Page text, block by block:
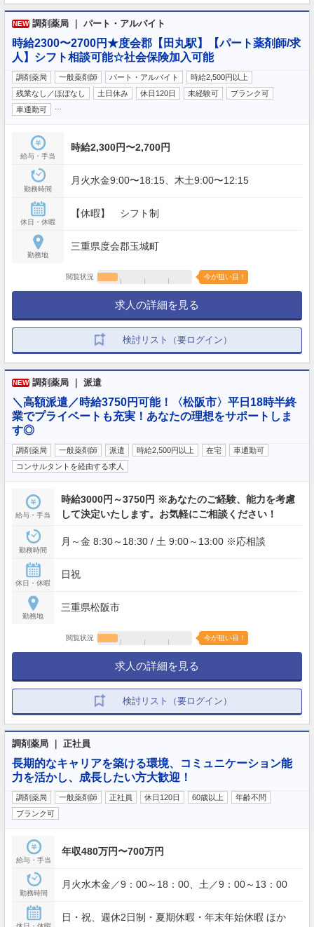
NEW 調剤薬局 ｜ パート・アルバイト
時給2300〜2700円★度会郡【田丸駅】【パート薬剤師/求
人】シフト相談可能☆社会保険加入可能
調剤薬局 一般薬剤師 パート・アルバイト
時給2,500円以上
残業なし／ほぼなし
土日休み 休日120日 未経験可
ブランク可
車通勤可
給与・手当
時給2,300円〜2,700円
勤務時間
月火水金9:00〜18:15、木土9:00〜12:15
休日・休暇
【休暇】 シフト制
勤務地
三重県度会郡玉城町
閲覧状況 今が狙い目！
求人の詳細を見る
検討リスト（要ログイン）
NEW 調剤薬局 ｜ 派遣
＼高額派遣／時給3750円可能！〈松阪市〉平日18時半終
業でプライベートも充実！あなたの理想をサポートしま
す◎
調剤薬局 一般薬剤師 派遣 時給2,500円以上 在宅
車通勤可
コンサルタントを経由する求人
給与・手当
時給3000円～3750円 ※あなたのご経験、能力を考慮
して決定いたします。お気軽にご相談ください！
勤務時間
月～金 8:30～18:30 / 土 9:00～13:00 ※応相談
休日・休暇
日祝
勤務地
三重県松阪市
閲覧状況 今が狙い目！
求人の詳細を見る
検討リスト（要ログイン）
調剤薬局 ｜ 正社員
長期的なキャリアを築ける環境、コミュニケーション能
力を活かし、成長したい方大歓迎！
調剤薬局 一般薬剤師 正社員 休日120日 60歳以上
年齢不問
ブランク可
給与・手当
年収480万円〜700万円
勤務時間
月火水木金／9：00～18：00、土／9：00～13：00
日・祝、週休2日制・夏期休暇・年末年始休暇 ほか